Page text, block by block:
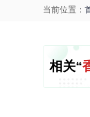
当前位置：
相关“